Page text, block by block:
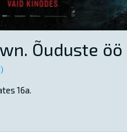
Õuduste öö
16a.